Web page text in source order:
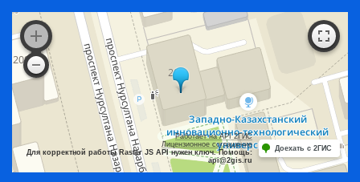
Работает на API 2ГИС
Лицензионное соглашение
Для корректной работы Raster JS API нужен ключ. Помощь:
api@2gis.ru
Доехать с 2ГИС